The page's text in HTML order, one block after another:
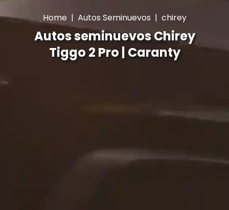
Home | Autos Seminuevos | chirey
Autos seminuevos Chirey
Tiggo 2 Pro | Caranty